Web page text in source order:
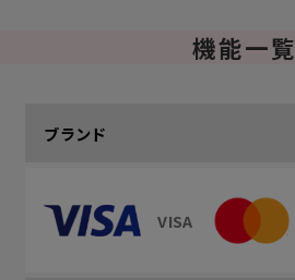
機能一覧
ブランド
VISA